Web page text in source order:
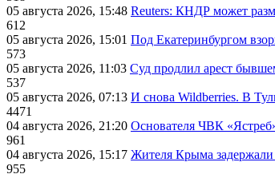
05 августа 2026, 15:48 Reuters: КНДР может
612
05 августа 2026, 15:01 Под Екатеринбургом
573
05 августа 2026, 11:03 Суд продлил арест
537
05 августа 2026, 07:13 И снова Wildberries. В
4471
04 августа 2026, 21:20 Основателя ЧВК
961
04 августа 2026, 15:17 Жителя Крыма задержали
955